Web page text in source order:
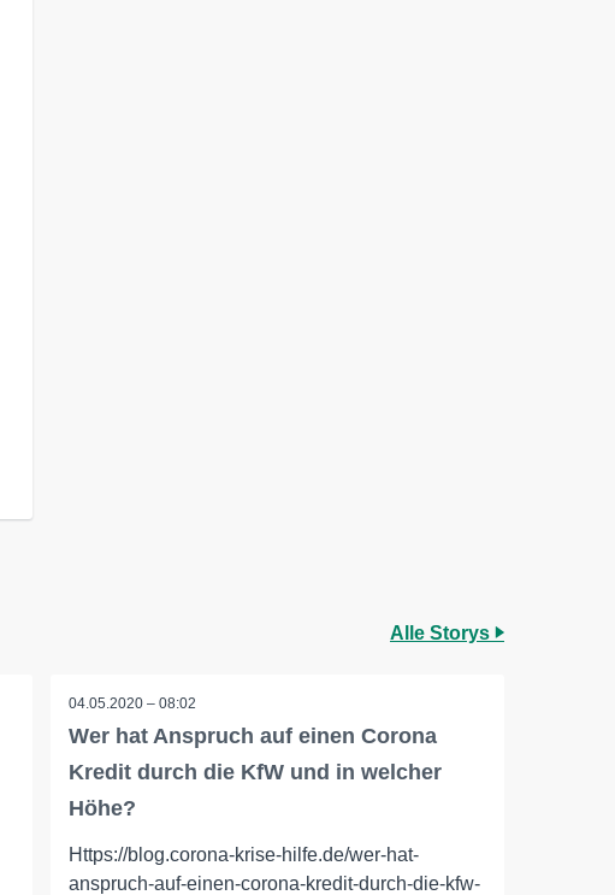
Alle Storys
04.05.2020 – 08:02
Wer hat Anspruch auf einen Corona
Kredit durch die KfW und in welcher
Höhe?
Https://blog.corona-krise-hilfe.de/wer-hat-
anspruch-auf-einen-corona-kredit-durch-die-kfw-